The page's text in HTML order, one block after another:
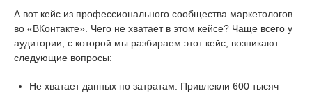
А вот кейс из профессионального сообщества маркетологов
во «ВКонтакте». Чего не хватает в этом кейсе? Чаще всего у
аудитории, с которой мы разбираем этот кейс, возникают
следующие вопросы:
Не хватает данных по затратам. Привлекли 600 тысяч